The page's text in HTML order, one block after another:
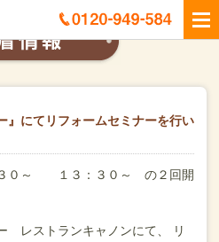
』にてリフォームセミナーを行い
０～ １３：３０～ の２回開
レストランキャノンにて、
リ